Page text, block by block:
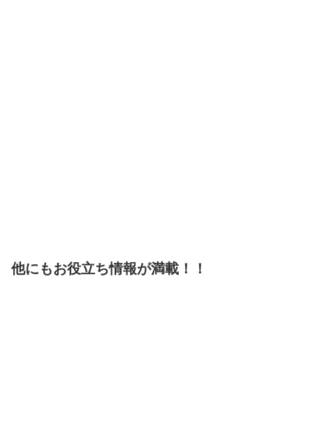
他にもお役立ち情報が満載！！